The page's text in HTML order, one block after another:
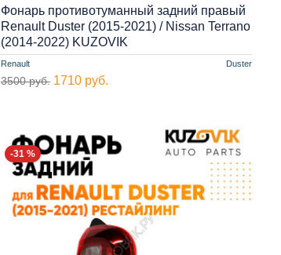
Renault Duster
Фонарь противотуманный задний правый
Renault Duster (2015-2021) / Nissan Terrano
(2014-2022) KUZOVIK
3500 руб. 1710 руб.
-31 %